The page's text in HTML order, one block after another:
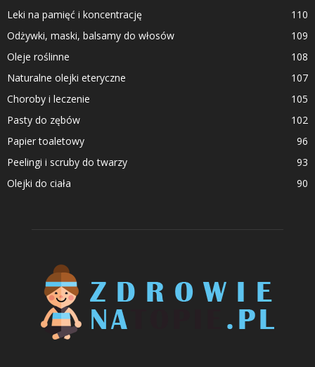
Leki na pamięć i koncentrację
110
Odżywki, maski, balsamy do włosów
109
Oleje roślinne
108
Naturalne olejki eteryczne
107
Choroby i leczenie
105
Pasty do zębów
102
Papier toaletowy
96
Peelingi i scruby do twarzy
93
Olejki do ciała
90